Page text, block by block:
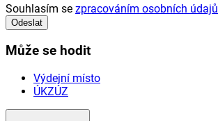
Souhlasím se zpracováním osobních údajů
Odeslat
Může se hodit
Výdejní místo
ÚKZÚZ